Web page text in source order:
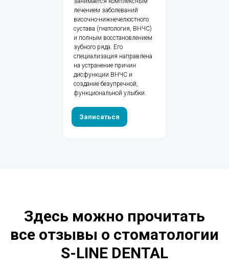
лечением заболеваний
височно-нижнечелюстного
сустава (гнатология, ВНЧС)
и полным восстановлением
зубного ряда. Его
специализация направлена
на устранение причин
дисфункции ВНЧС и
создание безупречной,
функциональной улыбки.
Записаться
Здесь можно прочитать
все отзывы о стоматологии
S-LINE DENTAL